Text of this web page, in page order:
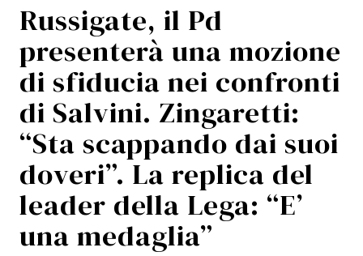
Russigate, il Pd
presenterà una mozione
di sfiducia nei confronti
di Salvini. Zingaretti:
“Sta scappando dai suoi
doveri”. La replica del
leader della Lega: “E’
una medaglia”